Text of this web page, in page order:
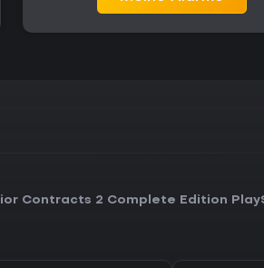
Contracts 2 Complete Edition